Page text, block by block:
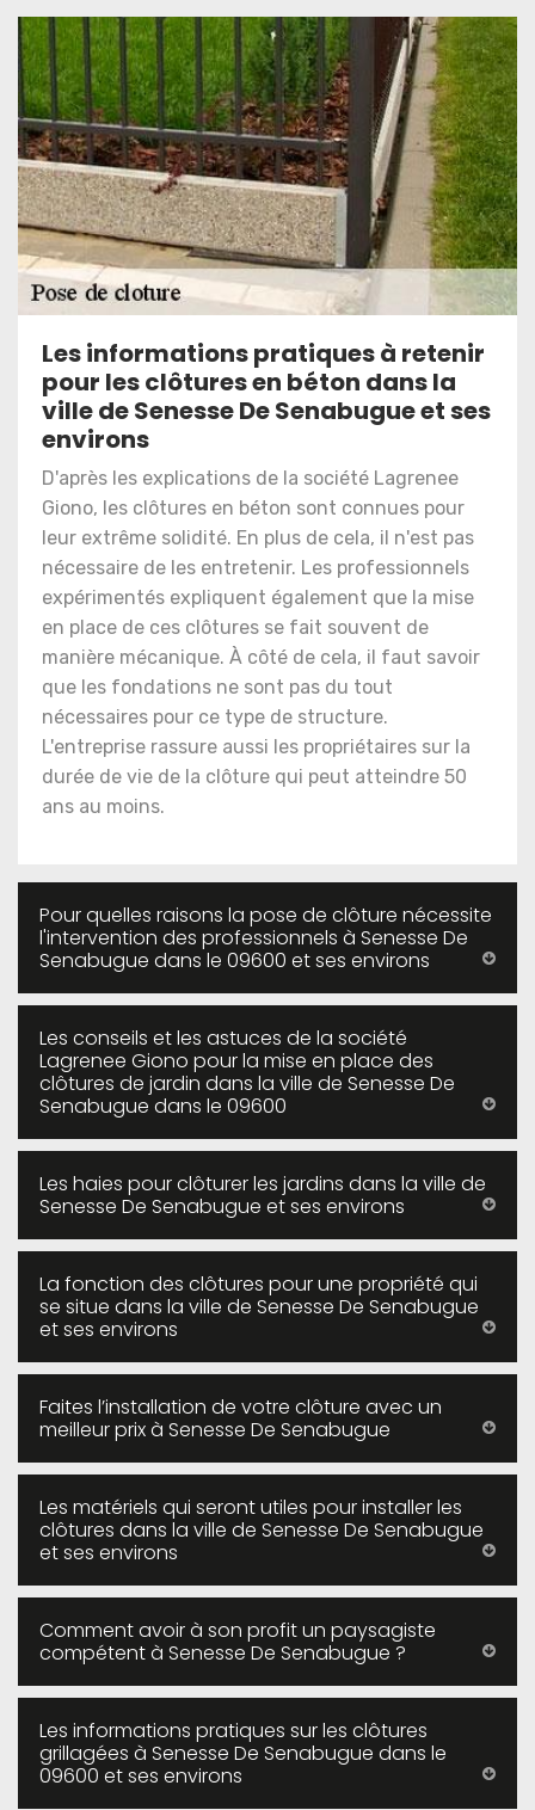
Les informations pratiques à retenir
pour les clôtures en béton dans la
ville de Senesse De Senabugue et ses
environs
D'après les explications de la société Lagrenee
Giono, les clôtures en béton sont connues pour
leur extrême solidité. En plus de cela, il n'est pas
nécessaire de les entretenir. Les professionnels
expérimentés expliquent également que la mise
en place de ces clôtures se fait souvent de
manière mécanique. À côté de cela, il faut savoir
que les fondations ne sont pas du tout
nécessaires pour ce type de structure.
L'entreprise rassure aussi les propriétaires sur la
durée de vie de la clôture qui peut atteindre 50
ans au moins.
Pour quelles raisons la pose de clôture nécessite
l'intervention des professionnels à Senesse De
Senabugue dans le 09600 et ses environs
Les conseils et les astuces de la société
Lagrenee Giono pour la mise en place des
clôtures de jardin dans la ville de Senesse De
Senabugue dans le 09600
Les haies pour clôturer les jardins dans la ville de
Senesse De Senabugue et ses environs
La fonction des clôtures pour une propriété qui
se situe dans la ville de Senesse De Senabugue
et ses environs
Faites l’installation de votre clôture avec un
meilleur prix à Senesse De Senabugue
Les matériels qui seront utiles pour installer les
clôtures dans la ville de Senesse De Senabugue
et ses environs
Comment avoir à son profit un paysagiste
compétent à Senesse De Senabugue ?
Les informations pratiques sur les clôtures
grillagées à Senesse De Senabugue dans le
09600 et ses environs